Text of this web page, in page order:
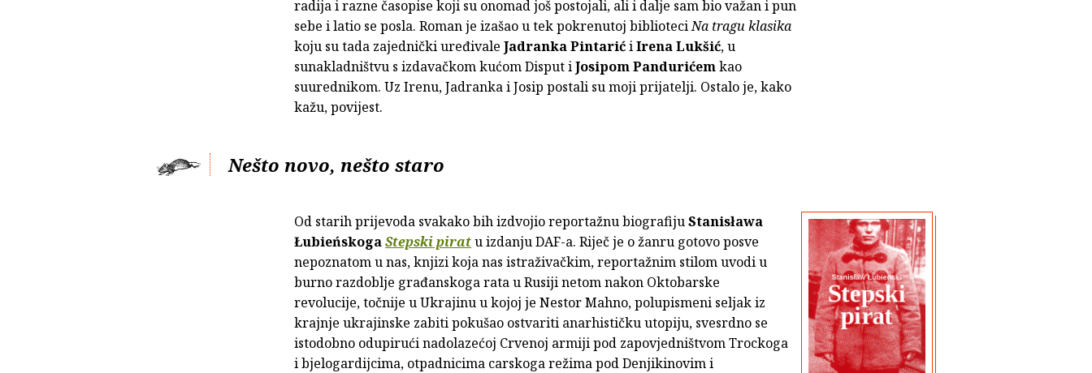
radija i razne časopise koji su onomad još postojali, ali i dalje sam bio važan i pun
sebe i latio se posla. Roman je izašao u tek pokrenutoj biblioteciNa tragu klasika
koju su tada zajednički uređivale Jadranka PintarićiIrena Lukšić, u
sunakladništvu s izdavačkom kućom Disput iJosipom Pandurićemkao
suurednikom. Uz Irenu, Jadranka i Josip postali su moji prijatelji. Ostalo je, kako
kažu, povijest.
Nešto novo, nešto staro
Od starih prijevoda svakako bih izdvojio reportažnu biografijuStanisława
ŁubieńskogaStepski piratu izdanju DAF-a. Riječ je o žanru gotovo posve
nepoznatom u nas, knjizi koja nas istraživačkim, reportažnim stilom uvodi u
burno razdoblje građanskoga rata u Rusiji netom nakon Oktobarske
revolucije, točnije u Ukrajinu u kojoj je Nestor Mahno, polupismeni seljak iz
krajnje ukrajinske zabiti pokušao ostvariti anarhističku utopiju, svesrdno se
istodobno odupirući nadolazećoj Crvenoj armiji pod zapovjedništvom Trockoga
i bjelogardijcima, otpadnicima carskoga režima pod Denjikinovim i